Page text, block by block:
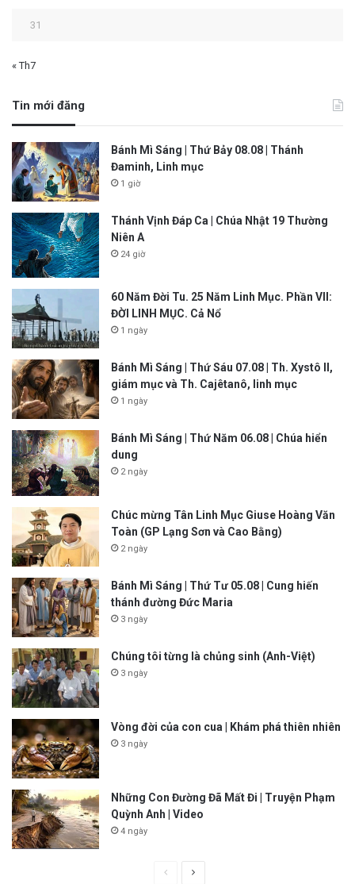
31
« Th7
Tin mới đăng
Bánh Mì Sáng | Thứ Bảy 08.08 | Thánh
Đaminh, Linh mục
1 giờ
Thánh Vịnh Đáp Ca | Chúa Nhật 19 Thường
Niên A
24 giờ
60 Năm Đời Tu. 25 Năm Linh Mục. Phần VII:
ĐỜI LINH MỤC. Cả Nổ
1 ngày
Bánh Mì Sáng | Thứ Sáu 07.08 | Th. Xystô II,
giám mục và Th. Cajêtanô, linh mục
1 ngày
Bánh Mì Sáng | Thứ Năm 06.08 | Chúa hiển
dung
2 ngày
Chúc mừng Tân Linh Mục Giuse Hoàng Văn
Toàn (GP Lạng Sơn và Cao Bằng)
2 ngày
Bánh Mì Sáng | Thứ Tư 05.08 | Cung hiến
thánh đường Đức Maria
3 ngày
Chúng tôi từng là chủng sinh (Anh-Việt)
3 ngày
Vòng đời của con cua | Khám phá thiên nhiên
3 ngày
Những Con Đường Đã Mất Đi | Truyện Phạm
Quỳnh Anh | Video
4 ngày